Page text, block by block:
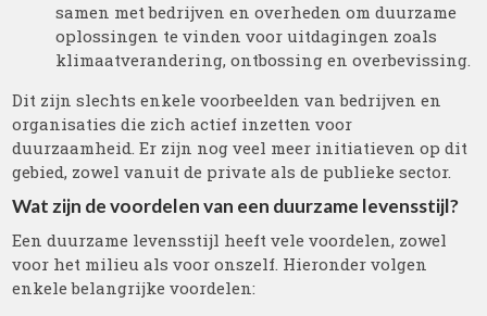
samen met bedrijven en overheden om duurzame
oplossingen te vinden voor uitdagingen zoals
klimaatverandering, ontbossing en overbevissing.
Dit zijn slechts enkele voorbeelden van bedrijven en
organisaties die zich actief inzetten voor
duurzaamheid. Er zijn nog veel meer initiatieven op dit
gebied, zowel vanuit de private als de publieke sector.
Wat zijn de voordelen van een duurzame levensstijl?
Een duurzame levensstijl heeft vele voordelen, zowel
voor het milieu als voor onszelf. Hieronder volgen
enkele belangrijke voordelen: